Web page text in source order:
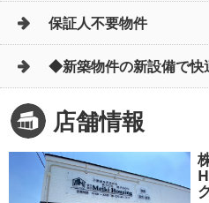
保証人不要物件
◆新築物件の新設備で
店舗情報